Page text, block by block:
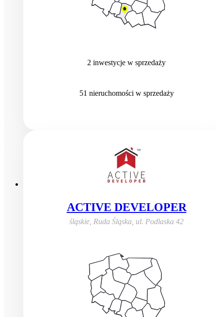
2 inwestycje w sprzedaży
51 nieruchomości w sprzedaży
ACTIVE DEVELOPER
śląskie, Ruda Śląska ul. Podlaska 42